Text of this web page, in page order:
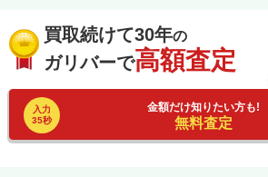
買取続けて30年の
ガリバーで高額査定
入力
35秒
金額だけ知りたい方も!
無料査定